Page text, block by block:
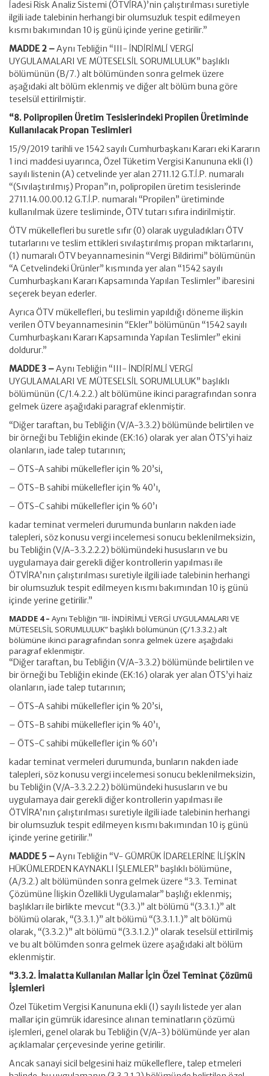
İadesi Risk Analiz Sistemi (ÖTVİRA)’nin çalıştırılması suretiyle
ilgili iade talebinin herhangi bir olumsuzluk tespit edilmeyen
kısmı bakımından 10 iş günü içinde yerine getirilir.”
MADDE 2 –Aynı Tebliğin “III- İNDİRİMLİ VERGİ
UYGULAMALARI VE MÜTESELSİL SORUMLULUK” başlıklı
bölümünün (B/7.) alt bölümünden sonra gelmek üzere
aşağıdaki alt bölüm eklenmiş ve diğer alt bölüm buna göre
teselsül ettirilmiştir.
“8. Polipropilen Üretim Tesislerindeki Propilen Üretiminde
Kullanılacak Propan Teslimleri
15/9/2019 tarihli ve 1542 sayılı Cumhurbaşkanı Kararı eki Kararın
1 inci maddesi uyarınca, Özel Tüketim Vergisi Kanununa ekli (I)
sayılı listenin (A) cetvelinde yer alan 2711.12 G.T.İ.P. numaralı
“(Sıvılaştırılmış) Propan”ın, polipropilen üretim tesislerinde
2711.14.00.00.12 G.T.İ.P. numaralı “Propilen” üretiminde
kullanılmak üzere tesliminde, ÖTV tutarı sıfıra indirilmiştir.
ÖTV mükellefleri bu suretle sıfır (0) olarak uyguladıkları ÖTV
tutarlarını ve teslim ettikleri sıvılaştırılmış propan miktarlarını,
(1) numaralı ÖTV beyannamesinin “Vergi Bildirimi” bölümünün
“A Cetvelindeki Ürünler” kısmında yer alan “1542 sayılı
Cumhurbaşkanı Kararı Kapsamında Yapılan Teslimler” ibaresini
seçerek beyan ederler.
Ayrıca ÖTV mükellefleri, bu teslimin yapıldığı döneme ilişkin
verilen ÖTV beyannamesinin “Ekler” bölümünün “1542 sayılı
Cumhurbaşkanı Kararı Kapsamında Yapılan Teslimler” ekini
doldurur.”
MADDE 3 –Aynı Tebliğin “III- İNDİRİMLİ VERGİ
UYGULAMALARI VE MÜTESELSİL SORUMLULUK” başlıklı
bölümünün (C/1.4.2.2.) alt bölümüne ikinci paragrafından sonra
gelmek üzere aşağıdaki paragraf eklenmiştir.
“Diğer taraftan, bu Tebliğin (V/A-3.3.2) bölümünde belirtilen ve
bir örneği bu Tebliğin ekinde (EK:16) olarak yer alan ÖTS’yi haiz
olanların, iade talep tutarının;
– ÖTS-A sahibi mükellefler için % 20’si,
– ÖTS-B sahibi mükellefler için % 40’ı,
– ÖTS-C sahibi mükellefler için % 60’ı
kadar teminat vermeleri durumunda bunların nakden iade
talepleri, söz konusu vergi incelemesi sonucu beklenilmeksizin,
bu Tebliğin (V/A-3.3.2.2.2) bölümündeki hususların ve bu
uygulamaya dair gerekli diğer kontrollerin yapılması ile
ÖTVİRA’nın çalıştırılması suretiyle ilgili iade talebinin herhangi
bir olumsuzluk tespit edilmeyen kısmı bakımından 10 iş günü
içinde yerine getirilir.”
MADDE 4 – Aynı Tebliğin “III- İNDİRİMLİ VERGİ UYGULAMALARI VE
MÜTESELSİL SORUMLULUK” başlıklı bölümünün (Ç/1.3.3.2.) alt
bölümüne ikinci paragrafından sonra gelmek üzere aşağıdaki
paragraf eklenmiştir.
“Diğer taraftan, bu Tebliğin (V/A-3.3.2) bölümünde belirtilen ve
bir örneği bu Tebliğin ekinde (EK:16) olarak yer alan ÖTS’yi haiz
olanların, iade talep tutarının;
– ÖTS-A sahibi mükellefler için % 20’si,
– ÖTS-B sahibi mükellefler için % 40’ı,
– ÖTS-C sahibi mükellefler için % 60’ı
kadar teminat vermeleri durumunda, bunların nakden iade
talepleri, söz konusu vergi incelemesi sonucu beklenilmeksizin,
bu Tebliğin (V/A-3.3.2.2.2) bölümündeki hususların ve bu
uygulamaya dair gerekli diğer kontrollerin yapılması ile
ÖTVİRA’nın çalıştırılması suretiyle ilgili iade talebinin herhangi
bir olumsuzluk tespit edilmeyen kısmı bakımından 10 iş günü
içinde yerine getirilir.”
MADDE 5 –Aynı Tebliğin “V- GÜMRÜK İDARELERİNE İLİŞKİN
HÜKÜMLERDEN KAYNAKLI İŞLEMLER” başlıklı bölümüne,
(A/3.2.) alt bölümünden sonra gelmek üzere “3.3. Teminat
Çözümüne İlişkin Özellikli Uygulamalar” başlığı eklenmiş;
başlıkları ile birlikte mevcut “(3.3.)” alt bölümü “(3.3.1.)” alt
bölümü olarak, “(3.3.1.)” alt bölümü “(3.3.1.1.)” alt bölümü
olarak, “(3.3.2.)” alt bölümü “(3.3.1.2.)” olarak teselsül ettirilmiş
ve bu alt bölümden sonra gelmek üzere aşağıdaki alt bölüm
eklenmiştir.
“3.3.2. İmalatta Kullanılan Mallar İçin Özel Teminat Çözümü
İşlemleri
Özel Tüketim Vergisi Kanununa ekli (I) sayılı listede yer alan
mallar için gümrük idaresince alınan teminatların çözümü
işlemleri, genel olarak bu Tebliğin (V/A-3) bölümünde yer alan
açıklamalar çerçevesinde yerine getirilir.
Ancak sanayi sicil belgesini haiz mükelleflere, talep etmeleri